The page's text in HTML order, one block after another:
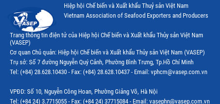
Thị trường Canada
Thị trường Ecuador
Thị trường EU
Thị trường Indonesia
Thị trường Mỹ
Hiệp hội Chế biến và Xuất khẩu Thuỷ sản Việt Nam
Vietnam Association of Seafood Exporters and Producers
Trang thông tin điện tử của Hiệp hội Chế biến và Xuất khẩu Thủy sản Việt Nam
(VASEP)
Cơ quan Chủ quản: Hiệp hội Chế biến và Xuất khẩu Thủy sản Việt Nam (VASEP)
Trụ sở: Số 7 đường Nguyễn Quý Cảnh, Phường Bình Trưng, Tp.Hồ Chí Minh
Tel: (+84) 28.628.10430 - Fax: (+84) 28.628.10437 - Email: vphcm@vasep.com.vn
VPĐD: Số 10, Nguyễn Công Hoan, Phường Giảng Võ, Hà Nội
Tel: (+84 24) 3.7715055 - Fax: (+84 24) 37715084 - Email: vasephn@vasep.com.vn